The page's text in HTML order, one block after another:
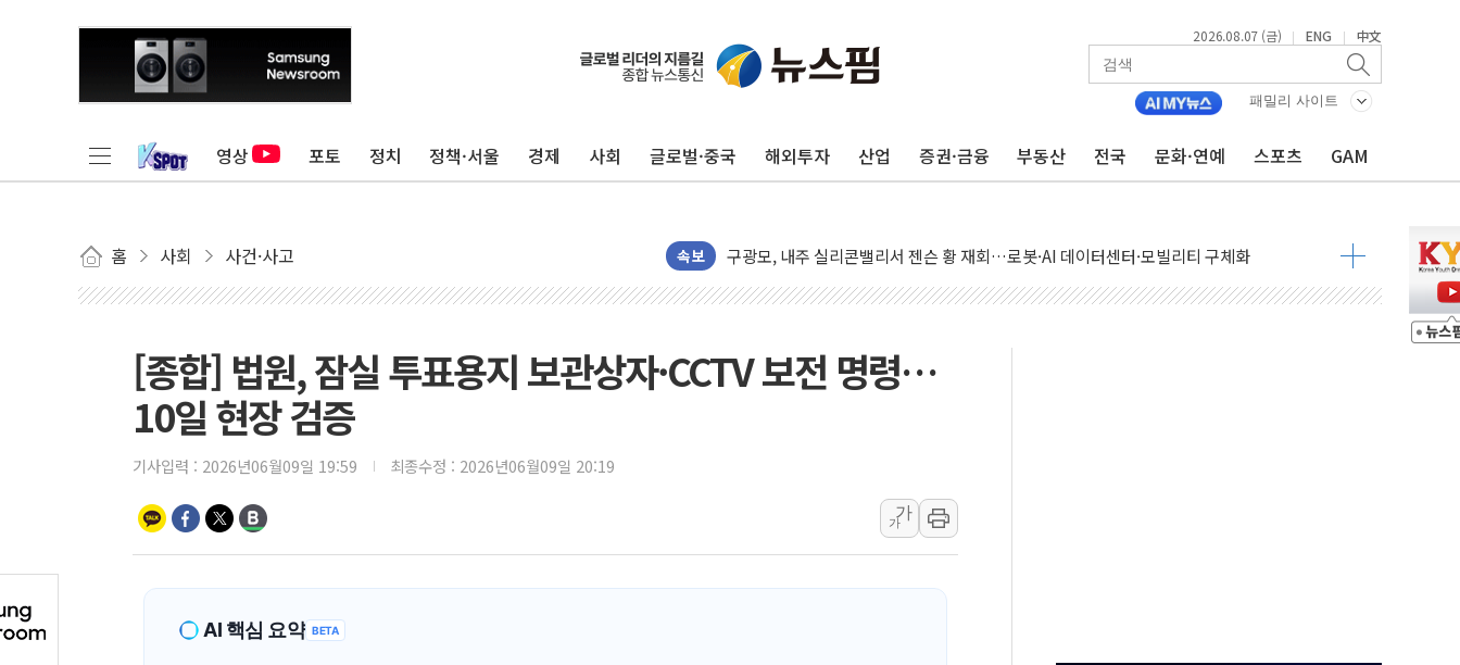
2026.08.07 (금) | ENG | 中文
패밀리 사이트
영상 포토 정치 정책·서울 경제 사회 글로벌·중국 해외투자 산업 증권·금융 부동산 전국 문화·연예 스포츠 GAM
홈 사회 사건·사고 속보
유럽증시, 견조한 실적 소화하며 대부분 상승… "2분기 기업 순이익 21% 증가" 전망
리투아니아 국방 "러, 우크라 드론으로 나토 회원국 공격 검토… 거짓 깃발 작전"
뉴욕증시 개장 전 특징주...모더나·아이온큐·도어대시↑ VS 샌디스크·피그마·앱러빈↓
김정관 장관 "영업이익 N% 성과급 반대…상법·자본시장법 개정 논의"
청와대, 북한 단거리 탄도미사일 발사에 긴급 안보 점검회의
금값 7주 만에 최고…美 고용 둔화·호르무즈 재개방 기대에 강세
'월가의 황제' 다이먼 "금융시장 레버리지 위험수위…숨은 차입이 더 큰 변수"
양주 섬유염색공장서 화재 1명 중상…대응 1단계 진압 중
[종합] 법원, 잠실 투표용지 보관상자·CCTV 보전 명령…
10일 현장 검증
기사입력 : 2026년06월09일 19:59 최종수정 : 2026년06월09일 20:19
가
가
AI 핵심 요약 BETA